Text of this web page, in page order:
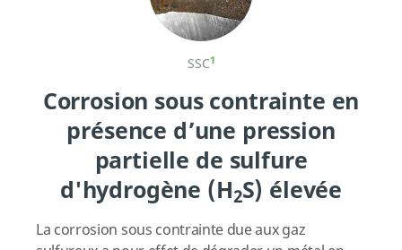
SSC1
Corrosion sous contrainte en
présence d’une pression
partielle de sulfure
d'hydrogène (H2S) élevée
La corrosion sous contrainte due aux gaz